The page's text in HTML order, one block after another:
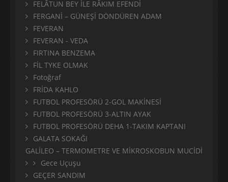
FELÂTUN BEY İLE RÂKIM EFENDİ
FERGANİ – GÜNEŞİ DÖNDÜREN ADAM
FEVERAN
FEVERAN - VEDA
FIRTINA BENZEMA
FİL TYKE OLMAK
Fotoğraf
FRİDA KAHLO
FUTBOL PROFESÖRÜ 2-GOL MAKİNESİ
FUTBOL PROFESÖRÜ 3-ALTIN AYAK
FUTBOL PROFESÖRÜ DEHA 1-TAKIM KAPTANI
GALATA SOKAĞI
GALİLEO – TERMOMETRE VE MİKROSKOBUN MUCİDİ
Gece Uçuşu
GEÇER SANDIM